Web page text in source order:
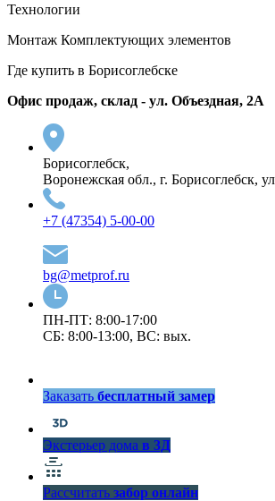
Технологии
Монтаж Комплектующих элементов
Где купить в Борисоглебске
Офис продаж, склад - ул. Объездная, 2А
Борисоглебск,
Воронежская обл., г. Борисоглебск,
+7 (47354) 5-00-00
bg@metprof.ru
ПН-ПТ: 8:00-17:00
СБ: 8:00-13:00, ВС: вых.
Заказать бесплатный замер
Экстерьер дома в 3Д
Рассчитать забор онлайн